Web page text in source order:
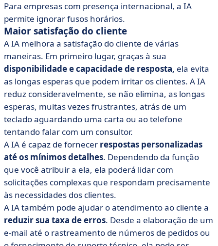
Para empresas com presença internacional, a IA
permite ignorar fusos horários.
Maior satisfação do cliente
A IA melhora a satisfação do cliente de várias
maneiras. Em primeiro lugar, graças à sua
disponibilidade e capacidade de resposta, ela evita
as longas esperas que podem irritar os clientes. A IA
reduz consideravelmente, se não elimina, as longas
esperas, muitas vezes frustrantes, atrás de um
teclado aguardando uma carta ou ao telefone
tentando falar com um consultor.
A IA é capaz de fornecer respostas personalizadas
até os mínimos detalhes. Dependendo da função
que você atribuir a ela, ela poderá lidar com
solicitações complexas que respondam precisamente
às necessidades dos clientes.
A IA também pode ajudar o atendimento ao cliente a
reduzir sua taxa de erros. Desde a elaboração de um
e-mail até o rastreamento de números de pedidos ou